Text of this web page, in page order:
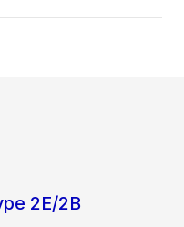
2E/2B